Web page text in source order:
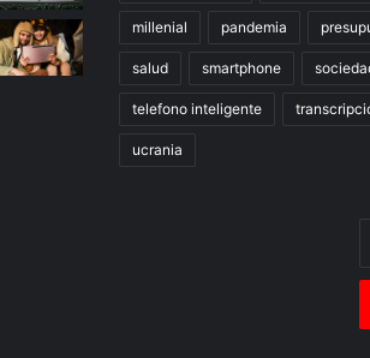
millenial pandemia
salud smartphone
telefono inteligente
ucrania